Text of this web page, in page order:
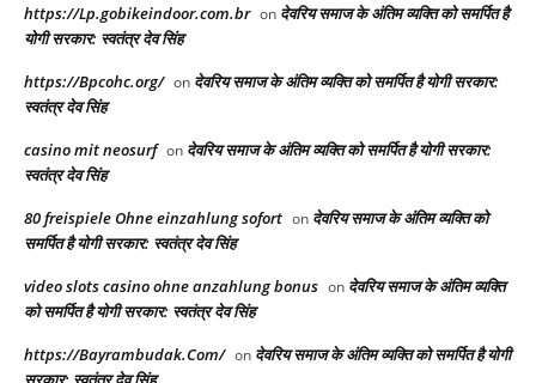
https://Lp.gobikeindoor.com.br on देवरिय समाज के अंतिम व्यक्ति को समर्पित है
योगी सरकार: स्वतंत्र देव सिंह
https://Bpcohc.org/ on देवरिय समाज के अंतिम व्यक्ति को समर्पित है योगी सरकार:
स्वतंत्र देव सिंह
casino mit neosurf on देवरिय समाज के अंतिम व्यक्ति को समर्पित है योगी सरकार:
स्वतंत्र देव सिंह
80 freispiele Ohne einzahlung sofort on देवरिय समाज के अंतिम व्यक्ति को
समर्पित है योगी सरकार: स्वतंत्र देव सिंह
video slots casino ohne anzahlung bonus on देवरिय समाज के अंतिम व्यक्ति
को समर्पित है योगी सरकार: स्वतंत्र देव सिंह
https://Bayrambudak.Com/ on देवरिय समाज के अंतिम व्यक्ति को समर्पित है योगी